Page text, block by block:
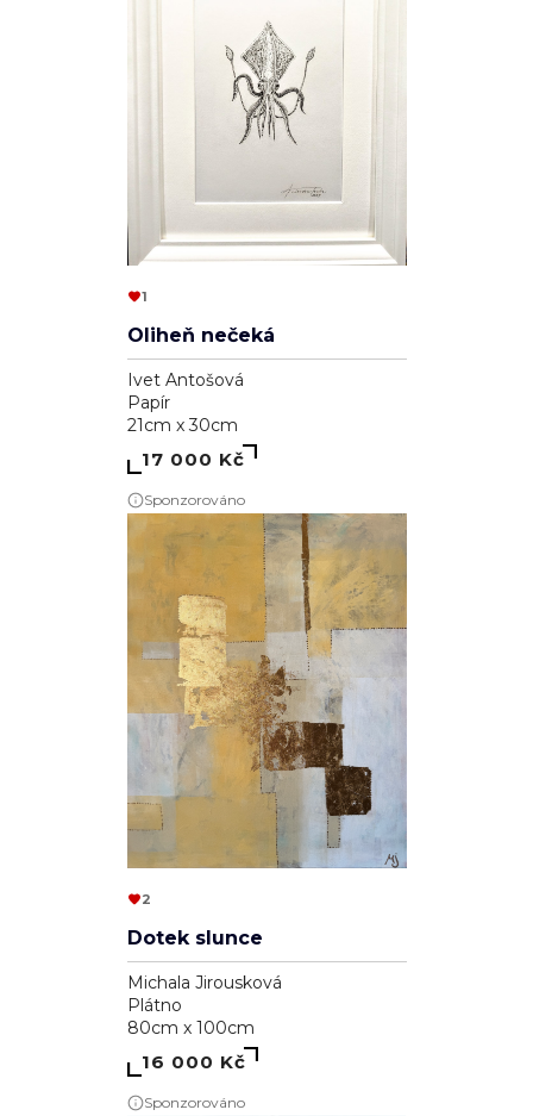
1
Oliheň nečeká
Ivet Antošová
Papír
21cm x 30cm
17 000 Kč
Sponzorováno
2
Dotek slunce
Michala Jirousková
Plátno
80cm x 100cm
16 000 Kč
Sponzorováno